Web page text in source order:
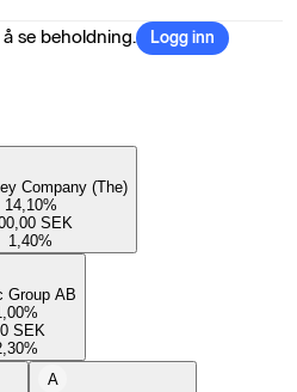
se beholdning. Logg inn
Company (The)
14,10%
SEK
1,40%
Group AB
%
SEK
%
A